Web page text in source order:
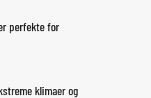
perfekte for
klimaer og